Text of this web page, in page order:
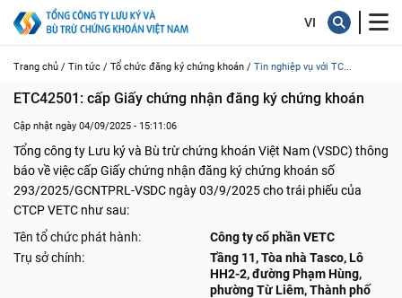
Trang chủ / Tin tức / Tổ chức đăng ký chứng khoán / Tin nghiệp vụ với TC...
ETC42501: cấp Giấy chứng nhận đăng ký chứng khoán
Cập nhật ngày 04/09/2025 - 15:11:06
Tổng công ty Lưu ký và Bù trừ chứng khoán Việt Nam (VSDC) thông
báo về việc cấp Giấy chứng nhận đăng ký chứng khoán số
293/2025/GCNTPRL-VSDC ngày 03/9/2025 cho trái phiếu của
CTCP VETC như sau:
Tên tổ chức phát hành:
Công ty cổ phần VETC
Trụ sở chính:
Tầng 11, Tòa nhà Tasco, Lô
HH2-2, đường Phạm Hùng,
phường Từ Liêm, Thành phố